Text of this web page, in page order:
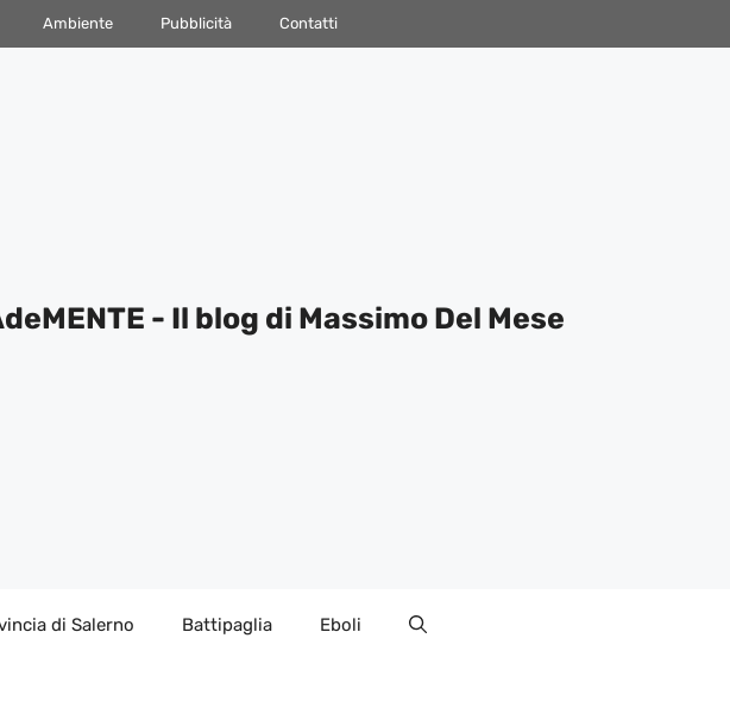
Ambiente Pubblicità Contatti
- Il blog di Massimo Del Mese
di Salerno Battipaglia Eboli